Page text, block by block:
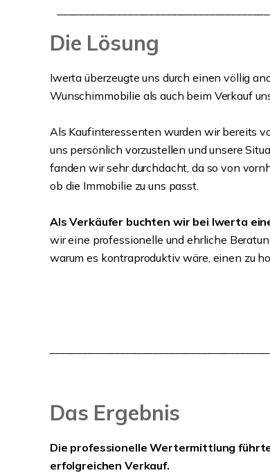
Die Lösung
Iwerta überzeugte uns durch einen völlig
Wunschimmobilie als auch beim Verkauf
Als Kaufinteressenten wurden wir bereits
uns persönlich vorzustellen und unsere
fanden wir sehr durchdacht, da so von
ob die Immobilie zu uns passt.
Als Verkäufer buchten wir bei Iwerta
wir eine professionelle und ehrliche
warum es kontraproduktiv wäre, einen zu
Das Ergebnis
Die professionelle Wertermittlung
erfolgreichen Verkauf.